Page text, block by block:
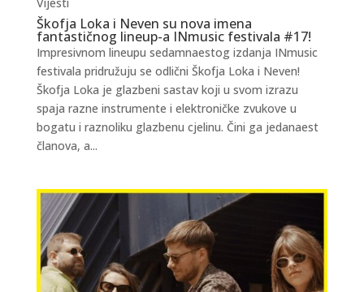
Škofja Loka i Neven su nova imena
fantastičnog lineup-a INmusic festivala #17!
Impresivnom lineupu sedamnaestog izdanja INmusic
festivala pridružuju se odlični Škofja Loka i Neven!
Škofja Loka je glazbeni sastav koji u svom izrazu
spaja razne instrumente i elektroničke zvukove u
bogatu i raznoliku glazbenu cjelinu. Čini ga jedanaest
članova, a...